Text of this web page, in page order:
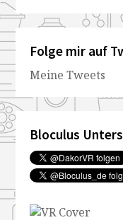
Folge mir auf
Meine Tweets
Bloculus